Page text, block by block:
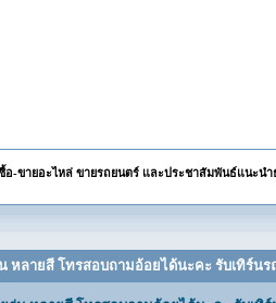
อ-ขายอะไหล่ ขายรถยนตร์ และประชาสัมพันธ์แนะนำ
หลายสี โทรสอบถามอ้อยได้นะคะ รับเทิร์นร